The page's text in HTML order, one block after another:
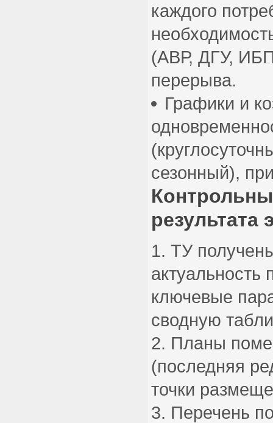
каждого
(АВР, ДГУ,
перерыва.
Графики и
сезонный),
результата
ТУ
актуальность
ключевые
сводную
Планы
(последняя
точки
Перечень